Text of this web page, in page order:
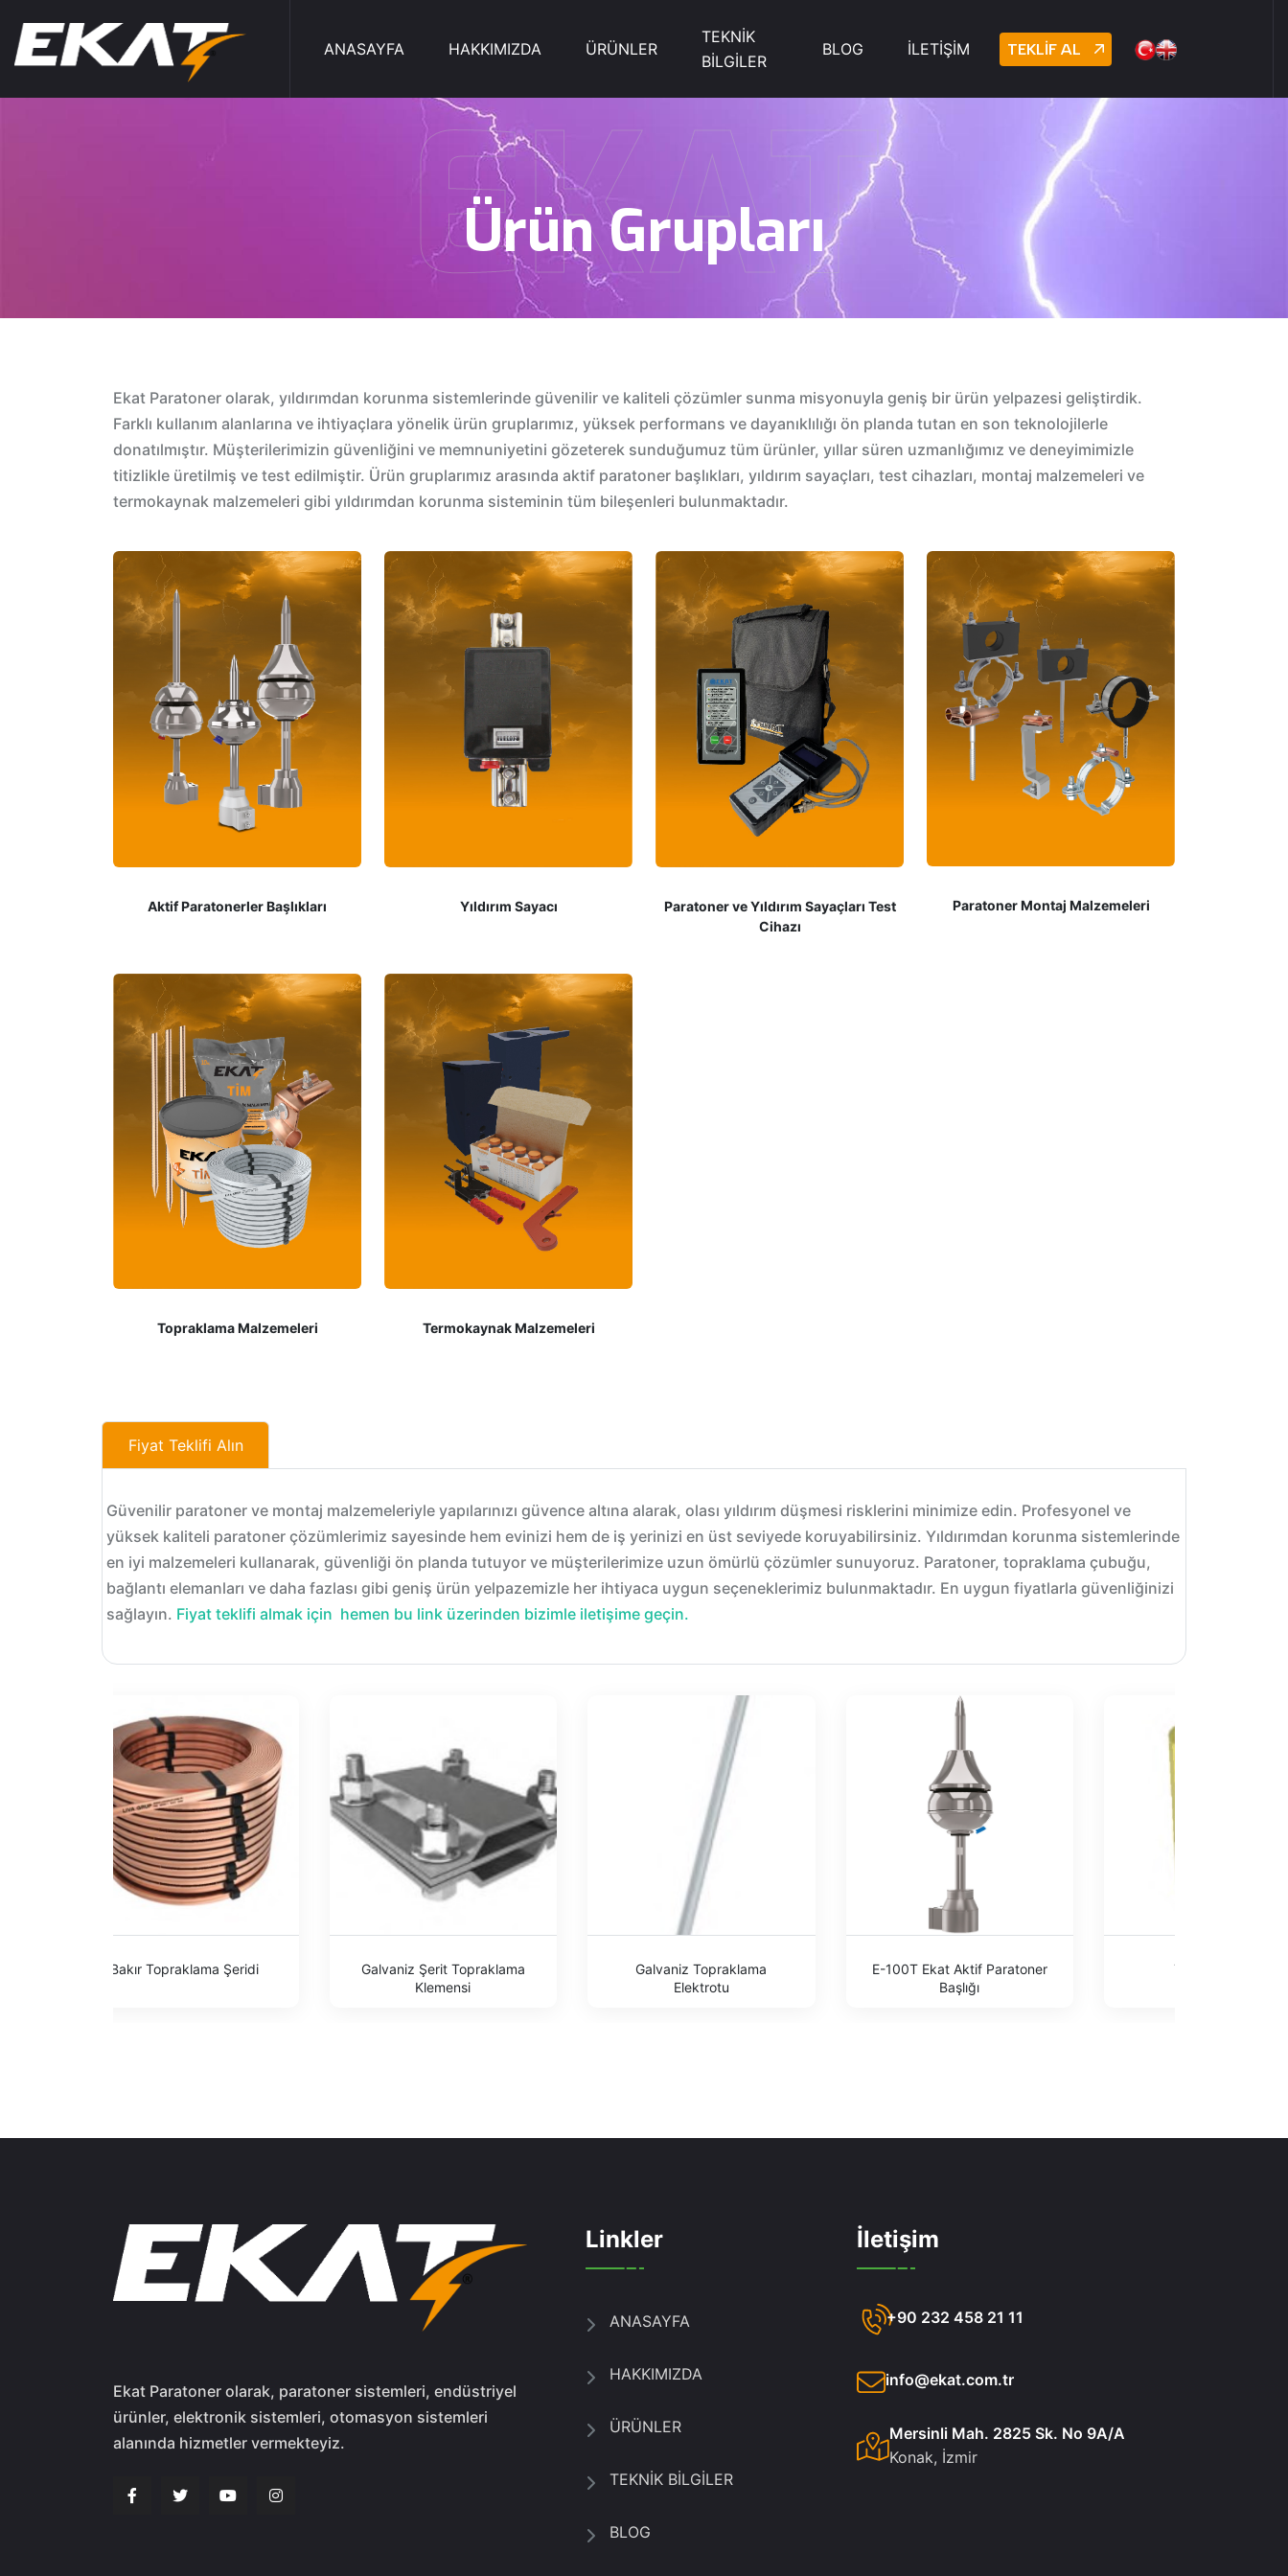
ANASAYFA HAKKIMIZDA ÜRÜNLER
TEKNİK
BİLGİLER
BLOG İLETİŞİM TEKLİF AL
EKAT
ÜrünGrupları
Ekat Paratoner olarak, yıldırımdan korunma sistemlerinde güvenilir ve kaliteli çözümler sunma misyonuyla geniş bir ürün yelpazesi geliştirdik.
Farklı kullanım alanlarına ve ihtiyaçlara yönelik ürün gruplarımız, yüksek performans ve dayanıklılığı ön planda tutan en son teknolojilerle
donatılmıştır. Müşterilerimizin güvenliğini ve memnuniyetini gözeterek sunduğumuz tüm ürünler, yıllar süren uzmanlığımız ve deneyimimizle
titizlikle üretilmiş ve test edilmiştir. Ürün gruplarımız arasında aktif paratoner başlıkları, yıldırım sayaçları, test cihazları, montaj malzemeleri ve
termokaynak malzemeleri gibi yıldırımdan korunma sisteminin tüm bileşenleri bulunmaktadır.
Aktif Paratonerler Başlıkları Yıldırım Sayacı
Paratoner ve Yıldırım Sayaçları Test
Cihazı
Paratoner Montaj Malzemeleri
Topraklama Malzemeleri Termokaynak Malzemeleri
Fiyat Teklifi Alın
Güvenilir paratoner ve montaj malzemeleriyle yapılarınızı güvence altına alarak, olası yıldırım düşmesi risklerini minimize edin. Profesyonel ve
yüksek kaliteli paratoner çözümlerimiz sayesinde hem evinizi hem de iş yerinizi en üst seviyede koruyabilirsiniz. Yıldırımdan korunma sistemlerinde
en iyi malzemeleri kullanarak, güvenliği ön planda tutuyor ve müşterilerimize uzun ömürlü çözümler sunuyoruz. Paratoner, topraklama çubuğu,
bağlantı elemanları ve daha fazlası gibi geniş ürün yelpazemizle her ihtiyaca uygun seçeneklerimiz bulunmaktadır. En uygun fiyatlarla güvenliğinizi
sağlayın. Fiyat teklifi almak için hemen bu link üzerinden bizimle iletişime geçin.
Bakır Topraklama Şeridi
Galvaniz Şerit Topraklama
Klemensi
Galvaniz Topraklama
Elektrotu
E-100T Ekat Aktif Paratoner
Başlığı
Tava Klemens
Ekat Paratoner olarak, paratoner sistemleri, endüstriyel
ürünler, elektronik sistemleri, otomasyon sistemleri
alanında hizmetler vermekteyiz.
Linkler
ANASAYFA
HAKKIMIZDA
ÜRÜNLER
TEKNİK BİLGİLER
BLOG
İletişim
+90 232 458 21 11
info@ekat.com.tr
Mersinli Mah. 2825 Sk. No 9A/A
Konak, İzmir